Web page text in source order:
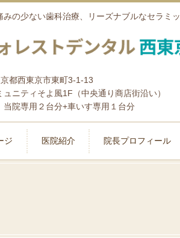
みの少ない歯科治療、リーズナブルなセラミ
都西東京市東町3-1-13
ニティそよ風1F（中央通り商店街沿い）
当院専用２台分+車いす専用１台分
ジ 医院紹介 院長プロフィール